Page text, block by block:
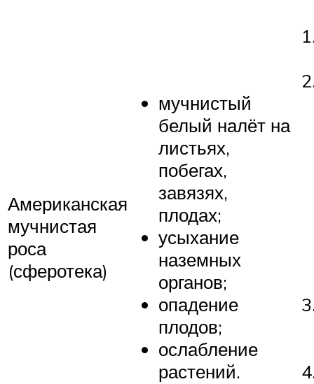
Американская
мучнистая
роса
(сферотека)
мучнистый
белый налёт на
листьях,
побегах,
завязях,
плодах;
усыхание
наземных
органов;
опадение
плодов;
ослабление
растений.